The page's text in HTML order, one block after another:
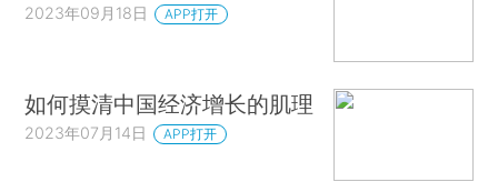
2023年09月18日 APP打开
如何摸清中国经济增长的肌理
2023年07月14日 APP打开